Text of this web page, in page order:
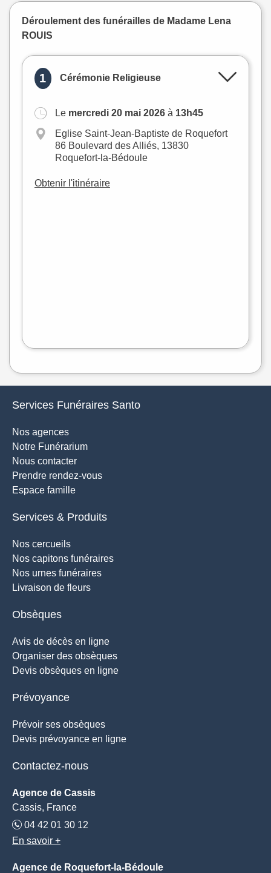
Déroulement des funérailles de Madame Lena
ROUIS
1 Cérémonie Religieuse
Le mercredi 20 mai 2026 à 13h45
Eglise Saint-Jean-Baptiste de Roquefort
86 Boulevard des Alliés, 13830
Roquefort-la-Bédoule
Obtenir l'itinéraire
Services Funéraires Santo
Nos agences
Notre Funérarium
Nous contacter
Prendre rendez-vous
Espace famille
Services & Produits
Nos cercueils
Nos capitons funéraires
Nos urnes funéraires
Livraison de fleurs
Obsèques
Avis de décès en ligne
Organiser des obsèques
Devis obsèques en ligne
Prévoyance
Prévoir ses obsèques
Devis prévoyance en ligne
Contactez-nous
Agence de Cassis
Cassis, France
04 42 01 30 12
En savoir +
Agence de Roquefort-la-Bédoule